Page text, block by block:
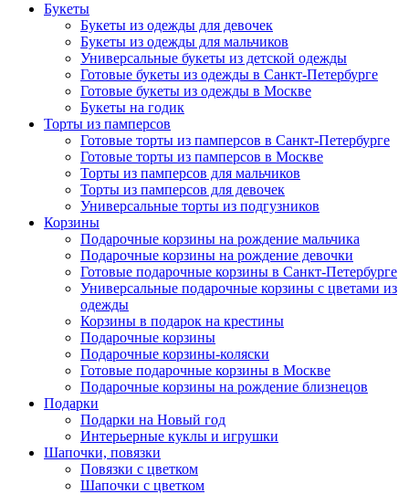
Букеты
Букеты из одежды для девочек
Букеты из одежды для мальчиков
Универсальные букеты из детской одежды
Готовые букеты из одежды в Санкт-Петербурге
Готовые букеты из одежды в Москве
Букеты на годик
Торты из памперсов
Готовые торты из памперсов в Санкт-Петербурге
Готовые торты из памперсов в Москве
Торты из памперсов для мальчиков
Торты из памперсов для девочек
Универсальные торты из подгузников
Корзины
Подарочные корзины на рождение мальчика
Подарочные корзины на рождение девочки
Готовые подарочные корзины в Санкт-Петербурге
Универсальные подарочные корзины с цветами из
одежды
Корзины в подарок на крестины
Подарочные корзины
Подарочные корзины-коляски
Готовые подарочные корзины в Москве
Подарочные корзины на рождение близнецов
Подарки
Подарки на Новый год
Интерьерные куклы и игрушки
Шапочки, повязки
Повязки с цветком
Шапочки с цветком